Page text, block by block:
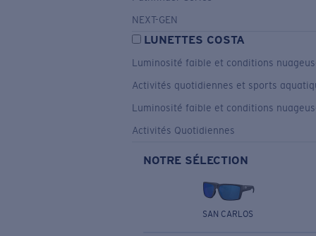
NEXT-GEN
LUNETTES COSTA
Luminosité faible et conditions
Activités quotidiennes et sports
Luminosité faible et conditions
Activités Quotidiennes
NOTRE SÉLECTION
SAN CARLOS